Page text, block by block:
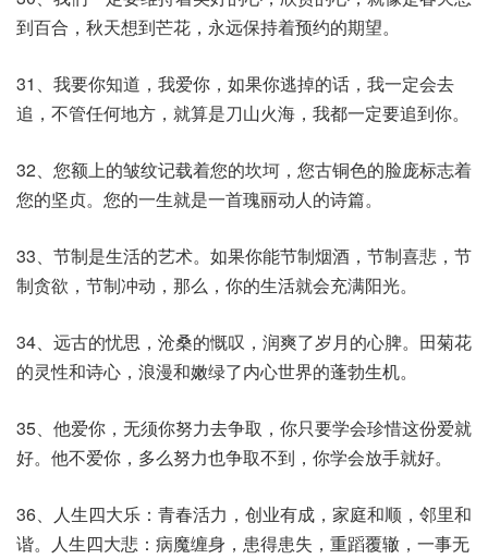
到百合，秋天想到芒花，永远保持着预约的期望。
31、我要你知道，我爱你，如果你逃掉的话，我一定会去
追，不管任何地方，就算是刀山火海，我都一定要追到你。
32、您额上的皱纹记载着您的坎坷，您古铜色的脸庞标志着
您的坚贞。您的一生就是一首瑰丽动人的诗篇。
33、节制是生活的艺术。如果你能节制烟酒，节制喜悲，节
制贪欲，节制冲动，那么，你的生活就会充满阳光。
34、远古的忧思，沧桑的慨叹，润爽了岁月的心脾。田菊花
的灵性和诗心，浪漫和嫩绿了内心世界的蓬勃生机。
35、他爱你，无须你努力去争取，你只要学会珍惜这份爱就
好。他不爱你，多么努力也争取不到，你学会放手就好。
36、人生四大乐：青春活力，创业有成，家庭和顺，邻里和
谐。人生四大悲：病魔缠身，患得患失，重蹈覆辙，一事无